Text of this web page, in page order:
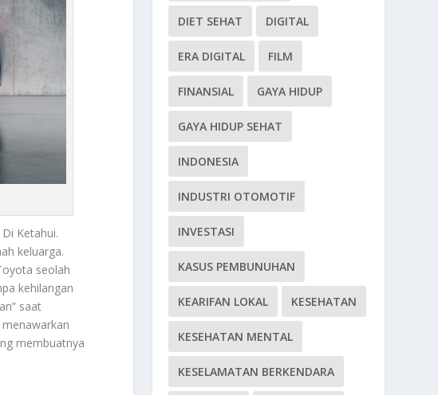
Ketahui.
keluarga.
seolah
kehilangan
saat
membuatnya
DIET SEHAT DIGITAL
ERA DIGITAL FILM
FINANSIAL GAYA HIDUP
GAYA HIDUP SEHAT
INDONESIA
INDUSTRI OTOMOTIF
INVESTASI
KASUS PEMBUNUHAN
KEARIFAN LOKAL KESEHATAN
KESEHATAN MENTAL
KESELAMATAN BERKENDARA